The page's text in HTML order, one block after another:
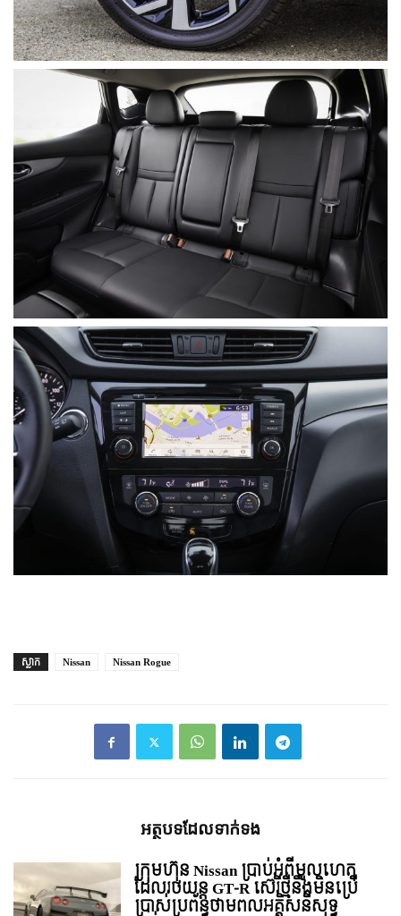
ស្លាក Nissan Nissan Rogue
អត្ថបទ​ដែល​ទាក់ទង
ក្រុមហ៊ុន Nissan ប្រាប់អំពីមូលហេតុ
ដែលរថយន្ដ GT-R ស៊េរីថ្មីនឹងមិនប្រើ
ប្រាស់ប្រព័ន្ធថាមពលអគ្គិសនីសុទ្ធ